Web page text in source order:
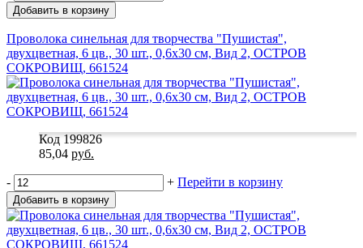
Добавить в корзину
Проволока синельная для творчества "Пушистая",
двухцветная, 6 цв., 30 шт., 0,6х30 см, Вид 2, ОСТРОВ
СОКРОВИЩ, 661524
Код 199826
85,04 руб.
- + Перейти в корзину
Добавить в корзину